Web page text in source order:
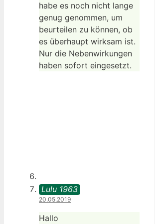
habe es noch nicht lange
genug genommen, um
beurteilen zu können, ob
es überhaupt wirksam ist.
Nur die Nebenwirkungen
haben sofort eingesetzt.
Lulu 1963
20.05.2019
Hallo